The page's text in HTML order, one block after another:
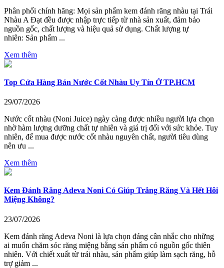
Phân phối chính hãng: Mọi sản phẩm kem đánh răng nhàu tại Trái
Nhàu A Đạt đều được nhập trực tiếp từ nhà sản xuất, đảm bảo
nguồn gốc, chất lượng và hiệu quả sử dụng. Chất lượng tự
nhiên: Sản phẩm ...
Xem thêm
Top Cửa Hàng Bán Nước Cốt Nhàu Uy Tín Ở TP.HCM
29/07/2026
Nước cốt nhàu (Noni Juice) ngày càng được nhiều người lựa chọn
nhờ hàm lượng dưỡng chất tự nhiên và giá trị đối với sức khỏe. Tuy
nhiên, để mua được nước cốt nhàu nguyên chất, người tiêu dùng
nên ưu ...
Xem thêm
Kem Đánh Răng Adeva Noni Có Giúp Trắng Răng Và Hết Hôi
Miệng Không?
23/07/2026
Kem đánh răng Adeva Noni là lựa chọn đáng cân nhắc cho những
ai muốn chăm sóc răng miệng bằng sản phẩm có nguồn gốc thiên
nhiên. Với chiết xuất từ trái nhàu, sản phẩm giúp làm sạch răng, hỗ
trợ giảm ...